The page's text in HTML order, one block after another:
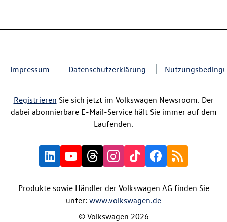
Impressum Datenschutzerklärung
Registrieren Sie sich jetzt im Volkswagen Newsroom. Der
dabei abonnierbare E-Mail-Service hält Sie immer auf dem
Laufenden.
Produkte sowie Händler der Volkswagen AG finden Sie
unter: www.volkswagen.de
© Volkswagen 2026